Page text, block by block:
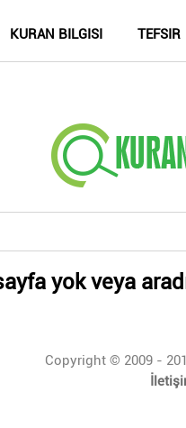
KURAN BILGISI TEFSIR
yok veya
Copyright © 2009 -